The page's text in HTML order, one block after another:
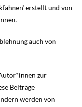
erstellt und von
auch von
zur
Beiträge
werden von